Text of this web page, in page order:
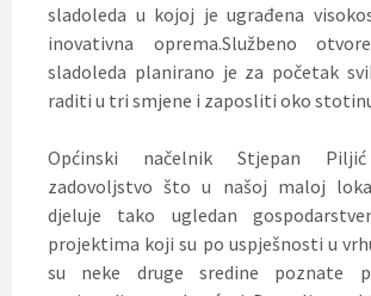
sladoleda u kojoj je ugrađena
inovativna oprema.Službeno
sladoleda planirano je za početak
raditi u tri smjene i zaposliti oko
Općinski načelnik Stjepan
zadovoljstvo što u našoj maloj
djeluje tako ugledan
projektima koji su po uspješnosti u
su neke druge sredine poznate